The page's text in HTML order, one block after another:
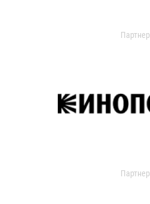
Партнер
Партнер